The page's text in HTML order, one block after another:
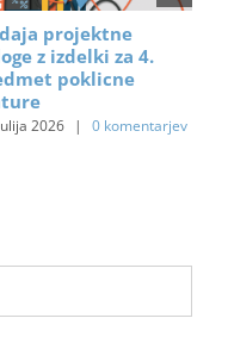
projektne
z izdelki za 4.
poklicne
2026 | 0 komentarjev